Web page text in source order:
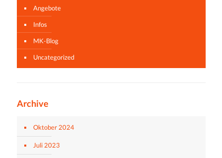
Angebote
Infos
MK-Blog
Uncategorized
Archive
Oktober 2024
Juli 2023